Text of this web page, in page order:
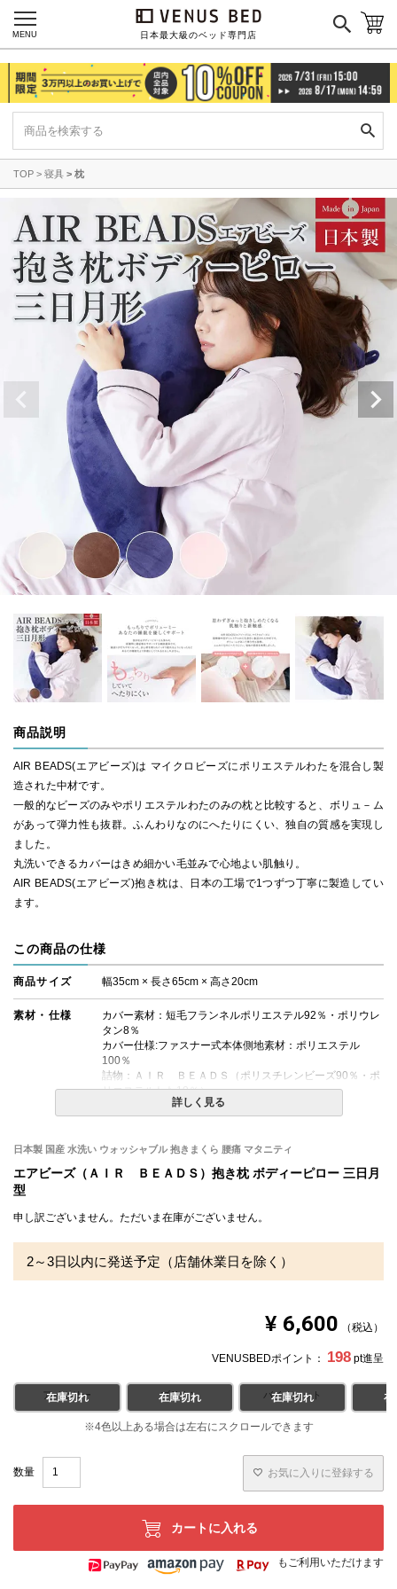
日本最大級のベッド専門店
MENU
TOP 寝具 枕
商品説明
AIR BEADS(エアビーズ)は マイクロビーズにポリエステルわたを混合し製
造された中材です。
一般的なビーズのみやポリエステルわたのみの枕と比較すると、ボリュ－ム
があって弾力性も抜群。ふんわりなのにへたりにくい、独自の質感を実現し
ました。
丸洗いできるカバーはきめ細かい毛並みで心地よい肌触り。
AIR BEADS(エアビーズ)抱き枕は、日本の工場で1つずつ丁寧に製造してい
ます。
この商品の仕様
商品サイズ 幅35cm × 長さ65cm × 高さ20cm
素材・仕様
カバー素材：短毛フランネルポリエステル92％・ポリウレ
タン8％
カバー仕様:ファスナー式本体側地素材：ポリエステル
100％
詰物：ＡＩＲ ＢＥＡＤＳ（ポリスチレンビーズ90％・ポ
リエステルわた10％）
充填量：520ｇ
カバー重量：122ｇ
生産国 日本
備考
発生する場合がございます。また発送予定も変更になる場
いをしてください。
・本体を丸洗いした場合は、本体が完全に乾くまで1週間
ーは取り外し、洗濯機で水洗いが可能です。
詳しく見る
日本製 国産 水洗い ウォッシャブル 抱きまくら 腰痛 マタニティ
エアビーズ（ＡＩＲ ＢＥＡＤＳ）抱き枕 ボディーピロー 三日月
型
申し訳ございません。ただいま在庫がございません。
2～3日以内に発送予定（店舗休業日を除く）
¥ 6,600 税込
VENUSBEDポイント： 198 pt進呈
アイボリー
在庫切れ ブラウン
在庫切れ バイオレット
在庫切れ 在
お気に入りに登録する
カートに入れる
もご利用いただけます